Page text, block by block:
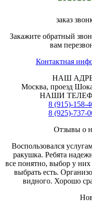
заказ
Закажите обратный
вам
Контактная
НАШ
Москва, проезд
НАШИ
8 (915)-158-
8 (925)-737-
Отзывы о
Воспользовался
ракушка. Ребята
все понятно, выбор у
выбрать есть.
видного. Хорошо